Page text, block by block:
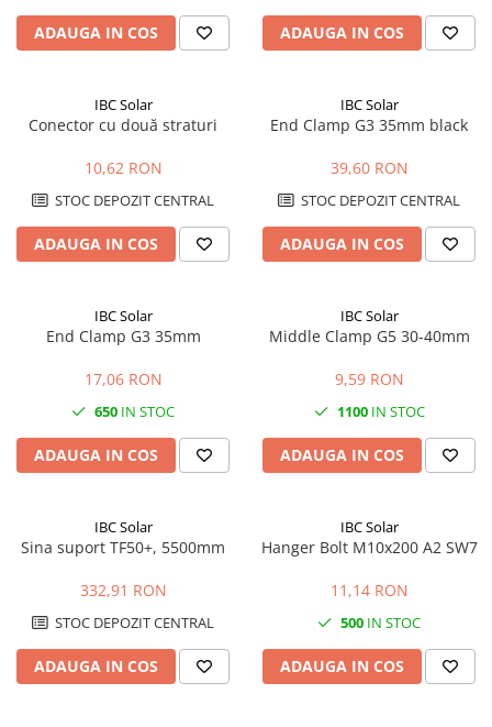
ADAUGA IN COS ADAUGA IN COS
IBC Solar
Conector cu două straturi
10,62 RON
STOC DEPOZIT CENTRAL
ADAUGA IN COS
IBC Solar
End Clamp G3 35mm black
39,60 RON
STOC DEPOZIT CENTRAL
ADAUGA IN COS
IBC Solar
End Clamp G3 35mm
17,06 RON
650 IN STOC
ADAUGA IN COS
IBC Solar
Middle Clamp G5 30-40mm
9,59 RON
1100IN STOC
ADAUGA IN COS
IBC Solar
Sina suport TF50+, 5500mm
332,91 RON
STOC DEPOZIT CENTRAL
ADAUGA IN COS
IBC Solar
Hanger Bolt M10x200 A2 SW7
11,14 RON
500 IN STOC
ADAUGA IN COS